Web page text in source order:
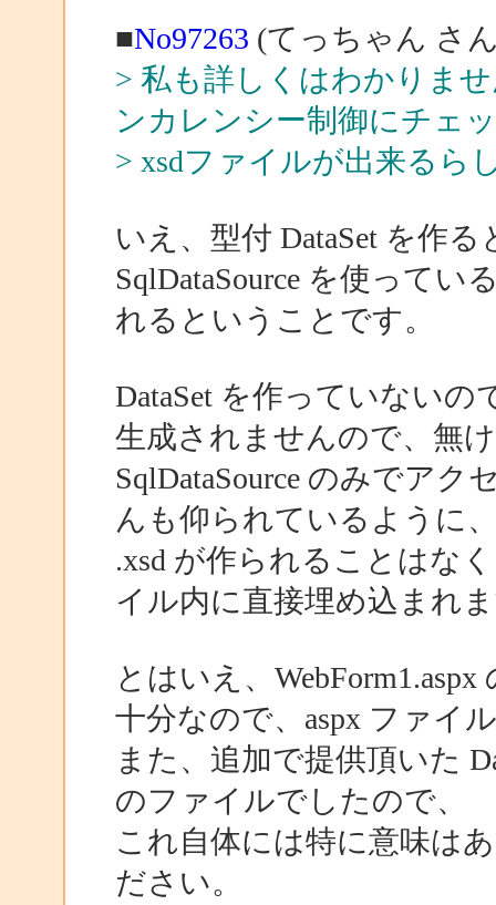
■No97263 (てっちゃん さ
> 私も詳しくはわかりま
ンカレンシー制御にチェ
> xsdファイルが出来るら
いえ、型付 DataSet を作
SqlDataSource を使って
れるということです。
DataSet を作っていない
生成されませんので、無
SqlDataSource のみでアク
んも仰られているように
.xsd が作られることはな
イル内に直接埋め込まれ
とはいえ、
十分なので、aspx ファイ
また、追加で提供頂いた
のファイルでしたので、
これ自体には特に意味は
ださい。